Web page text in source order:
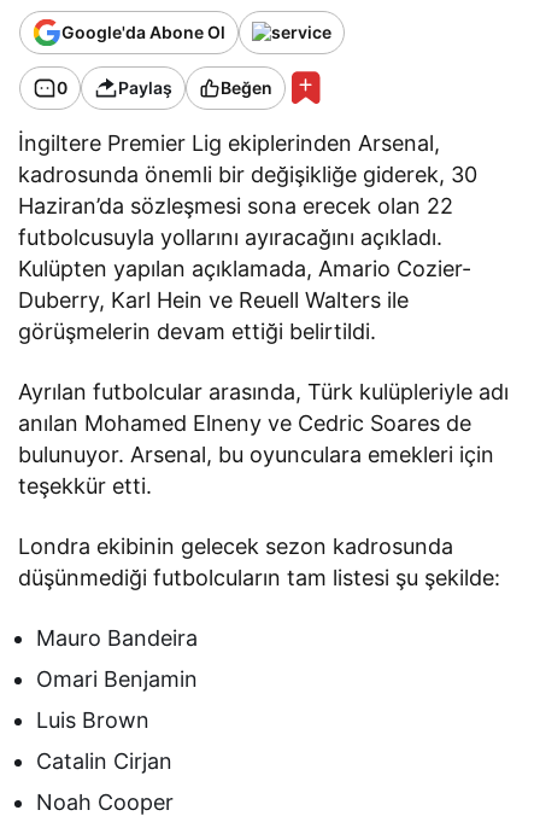
Google'da Abone Ol
0 Paylaş Beğen
İngiltere Premier Lig ekiplerinden Arsenal,
kadrosunda önemli bir değişikliğe giderek, 30
Haziran’da sözleşmesi sona erecek olan 22
futbolcusuyla yollarını ayıracağını açıkladı.
Kulüpten yapılan açıklamada, Amario Cozier-
Duberry, Karl Hein ve Reuell Walters ile
görüşmelerin devam ettiği belirtildi.
Ayrılan futbolcular arasında, Türk kulüpleriyle adı
anılan Mohamed Elneny ve Cedric Soares de
bulunuyor. Arsenal, bu oyunculara emekleri için
teşekkür etti.
Londra ekibinin gelecek sezon kadrosunda
düşünmediği futbolcuların tam listesi şu şekilde:
Mauro Bandeira
Omari Benjamin
Luis Brown
Catalin Cirjan
Noah Cooper